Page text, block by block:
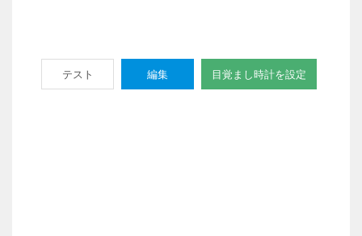
テスト 編集 目覚まし時計を設定